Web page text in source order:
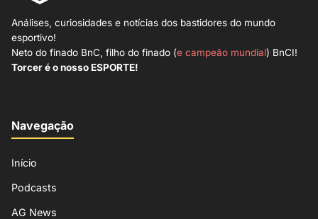
Análises, curiosidades e notícias dos bastidores do mundo
esportivo!
Neto do finado BnC, filho do finado (e campeão mundial) BnCI!
Torcer é o nosso ESPORTE!
Navegação
Início
Podcasts
AG News